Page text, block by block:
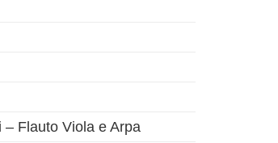
– Flauto Viola e Arpa